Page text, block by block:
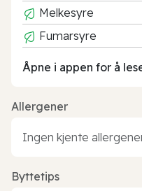
Melkesyre
Fumarsyre
Åpne i appen for å
Allergener
Ingen kjente
Byttetips